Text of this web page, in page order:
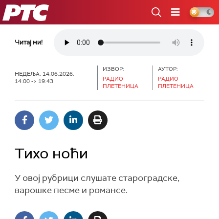
РТС
Читај ми!
НЕДЕЉА, 14.06.2026,
14:00 -> 19:43
ИЗВОР:
РАДИО
ПЛЕТЕНИЦА
АУТОР:
РАДИО
ПЛЕТЕНИЦА
Тихо ноћи
У овој рубрици слушате староградске,
варошке песме и романсе.